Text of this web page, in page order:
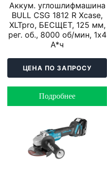
Аккум. углошлифмашина
BULL CSG 1812 R Xcase,
XLTpro, БЕСЩЕТ, 125 мм,
рег. об., 8000 об/мин, 1х4
А*ч
ЦЕНА ПО ЗАПРОСУ
Подробнее